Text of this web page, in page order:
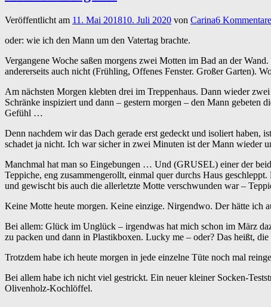
Veröffentlicht am 11. Mai 201810. Juli 2020 von Carina6 Kommentare
oder: wie ich den Mann um den Vatertag brachte.
Vergangene Woche saßen morgens zwei Motten im Bad an der
andererseits auch nicht (Frühling, Offenes Fenster. Großer Garten).
Am nächsten Morgen klebten drei im Treppenhaus. Dann wieder
Schränke inspiziert und dann – gestern morgen – den Mann gebeten
Gefühl …
Denn nachdem wir das Dach gerade erst gedeckt und isoliert
schadet ja nicht. Ich war sicher in zwei Minuten ist der Mann wieder
Manchmal hat man so Eingebungen … Und (GRUSEL) einer der
Teppiche, eng zusammengerollt, einmal quer durchs Haus
und gewischt bis auch die allerletzte Motte verschwunden war –
Keine Motte heute morgen. Keine einzige. Nirgendwo. Der hätte ich
Bei allem: Glück im Unglück – irgendwas hat mich schon im März
zu packen und dann in Plastikboxen. Lucky me – oder? Das heißt,
Trotzdem habe ich heute morgen in jede einzelne Tüte noch mal
Bei allem habe ich nicht viel gestrickt. Ein neuer kleiner Socken-
Olivenholz-Kochlöffel.